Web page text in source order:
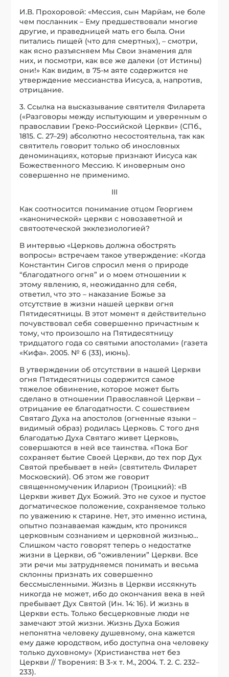
И.В. Прохоровой: «Мессия, сын Марйам, не боле
чем посланник – Ему предшествовали многие
другие, и праведницей мать его была. Они
питались пищей (что для смертных), – смотри,
как ясно разъясняем Мы Свои знамения для
них, и посмотри, как все же далеки (от Истины)
они!» Как видим, в 75-м аяте содержится не
утверждение мессианства Иисуса, а, напротив,
отрицание.
3. Ссылка на высказывание святителя Филарета
(«Разговоры между испытующим и уверенным о
православии Греко-Российской Церкви» (СПб.,
1815. С. 27–29) абсолютно несостоятельна, так как
святитель говорит только об инословных
деноминациях, которые признают Иисуса как
Божественного Мессию. К иноверным оно
совершенно не применимо.
III
Как соотносится понимание отцом Георгием
«канонической» церкви с новозаветной и
святоотеческой экклезиологией?
В интервью «Церковь должна обострять
вопросы» встречаем такое утверждение: «Когда
Константин Сигов спросил меня о природе
“благодатного огня” и о моем отношении к
этому явлению, я, неожиданно для себя,
ответил, что это – наказание Божье за
отсутствие в жизни нашей церкви огня
Пятидесятницы. В этот момент я действительно
почувствовал себя совершенно причастным к
тому, что произошло на Пятидесятницу
тридцатого года со святыми апостолами» (газета
«Кифа». 2005. № 6 (33), июнь).
В утверждении об отсутствии в нашей Церкви
огня Пятидесятницы содержится самое
тяжелое обвинение, которое может быть
сделано в отношении Православной Церкви –
отрицание ее благодатности. С сошествием
Святаго Духа на апостолов (огненные языки –
видимый образ) родилась Церковь. С того дня
благодатью Духа Святаго живет Церковь,
совершаются в ней все таинства. «Пока Бог
сохраняет бытие Своей Церкви, до тех пор Дух
Святой пребывает в ней» (святитель Филарет
Московский). Об этом же говорит
священномученик Иларион (Троицкий): «В
Церкви живет Дух Божий. Это не сухое и пустое
догматическое положение, сохраняемое только
по уважению к старине. Нет, это именно истина,
опытно познаваемая каждым, кто проникся
церковным сознанием и церковной жизнью…
Слишком часто говорят теперь о недостатке
жизни в Церкви, об “оживлении” Церкви. Все
эти речи мы затрудняемся понимать и весьма
склонны признать их совершенно
бессмысленными. Жизнь в Церкви иссякнуть
никогда не может, ибо до окончания века в ней
пребывает Дух Святой (Ин. 14: 16). И жизнь в
Церкви есть. Только бесцерковные люди не
замечают этой жизни. Жизнь Духа Божия
непонятна человеку душевному, она кажется
ему даже юродством, ибо доступна она человеку
только духовному» (Христианства нет без
Церкви // Творения: В 3-х т. М., 2004. Т. 2. С. 232–
233).